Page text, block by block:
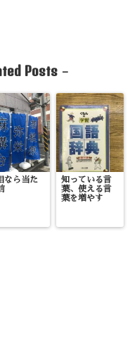
Posts-
なら当た
知っている言
葉、使える言
葉を増やす